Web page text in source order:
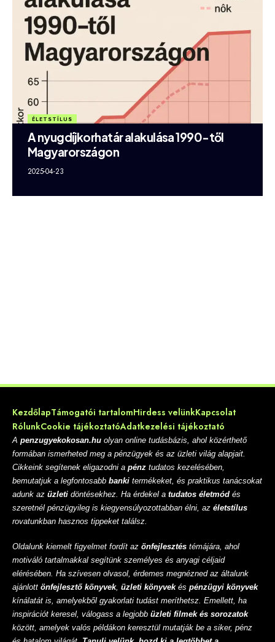
ÉLETSTÍLUS
A nyugdíjkorhatár alakulása 1990-től
Magyarországon
2025-04-23
KezdőlapTámogatói tartalomHirdess velünkKapcsolat
RólunkCookie tájékoztatóAdatkezelési tájékoztató
A penzugyekokosan.hu olyan online tudásbázis, ahol közérthető
formában ismerheted meg a pénzügyek és az üzleti világ alapjait.
Cikkeink segítenek eligazodni a pénz tudatos kezelésében,
bemutatjuk a legfontosabb banki termékeket, és praktikus tanácsokat
adunk az üzleti döntésekhez. Ha érdekel a tudatos életmód és
szeretnél pénzügyileg is kiegyensúlyozottabban élni, az életstílus
rovatunkban hasznos tippeket találsz.
Oldalunk kiemelt figyelmet fordít az önfejlesztés témájára, ahol
motiváló tartalmakkal segítünk személyes és anyagi céljaid
elérésében. Ha szívesen olvasol, érdemes megnézned az általunk
ajánlott önfejlesztő könyvek, üzleti könyvekés pénzügyi könyvek
kínálatát is, amelyekből gyakorlati tudást meríthetsz. Emellett, ha
inspirációt keresel, válogass a legjobb üzleti filmek és sorozatok
között, amelyek valós példákon keresztül mutatják be a siker, pénz